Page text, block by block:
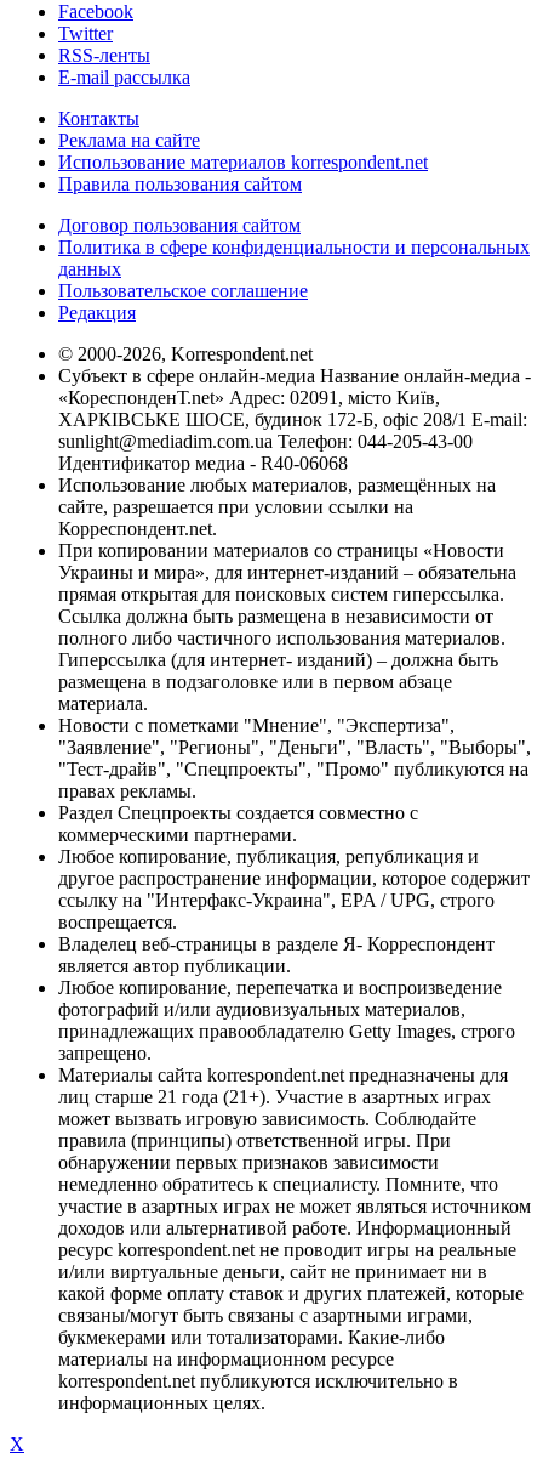
Facebook
Twitter
RSS-ленты
E-mail рассылка
Контакты
Реклама на сайте
Использование материалов korrespondent.net
Правила пользования сайтом
Договор пользования сайтом
Политика в сфере конфиденциальности и персональных
данных
Пользовательское соглашение
Редакция
© 2000-2026, Korrespondent.net
Субъект в сфере онлайн-медиа Название онлайн-медиа -
«КореспонденТ.net» Адрес: 02091, місто Київ,
ХАРКІВСЬКЕ ШОСЕ, будинок 172-Б, офіс 208/1 E-mail:
sunlight@mediadim.com.ua Телефон: 044-205-43-00
Идентификатор медиа - R40-06068
Использование любых материалов, размещённых на
сайте, разрешается при условии ссылки на
Корреспондент.net.
При копировании материалов со страницы «Новости
Украины и мира», для интернет-изданий – обязательна
прямая открытая для поисковых систем гиперссылка.
Ссылка должна быть размещена в независимости от
полного либо частичного использования материалов.
Гиперссылка (для интернет- изданий) – должна быть
размещена в подзаголовке или в первом абзаце
материала.
Новости с пометками "Мнение", "Экспертиза",
"Заявление", "Регионы", "Деньги", "Власть", "Выборы",
"Тест-драйв", "Спецпроекты", "Промо" публикуются на
правах рекламы.
Раздел Спецпроекты создается совместно с
коммерческими партнерами.
Любое копирование, публикация, републикация и
другое распространение информации, которое содержит
ссылку на "Интерфакс-Украина", EPA / UPG, строго
воспрещается.
Владелец веб-страницы в разделе Я- Корреспондент
является автор публикации.
Любое копирование, перепечатка и воспроизведение
фотографий и/или аудиовизуальных материалов,
принадлежащих правообладателю Getty Images, строго
запрещено.
Материалы сайта korrespondent.net предназначены для
лиц старше 21 года (21+). Участие в азартных играх
может вызвать игровую зависимость. Соблюдайте
правила (принципы) ответственной игры. При
обнаружении первых признаков зависимости
немедленно обратитесь к специалисту. Помните, что
участие в азартных играх не может являться источником
доходов или альтернативой работе. Информационный
ресурс korrespondent.net не проводит игры на реальные
и/или виртуальные деньги, сайт не принимает ни в
какой форме оплату ставок и других платежей, которые
связаны/могут быть связаны с азартными играми,
букмекерами или тотализаторами. Какие-либо
материалы на информационном ресурсе
korrespondent.net публикуются исключительно в
информационных целях.
X